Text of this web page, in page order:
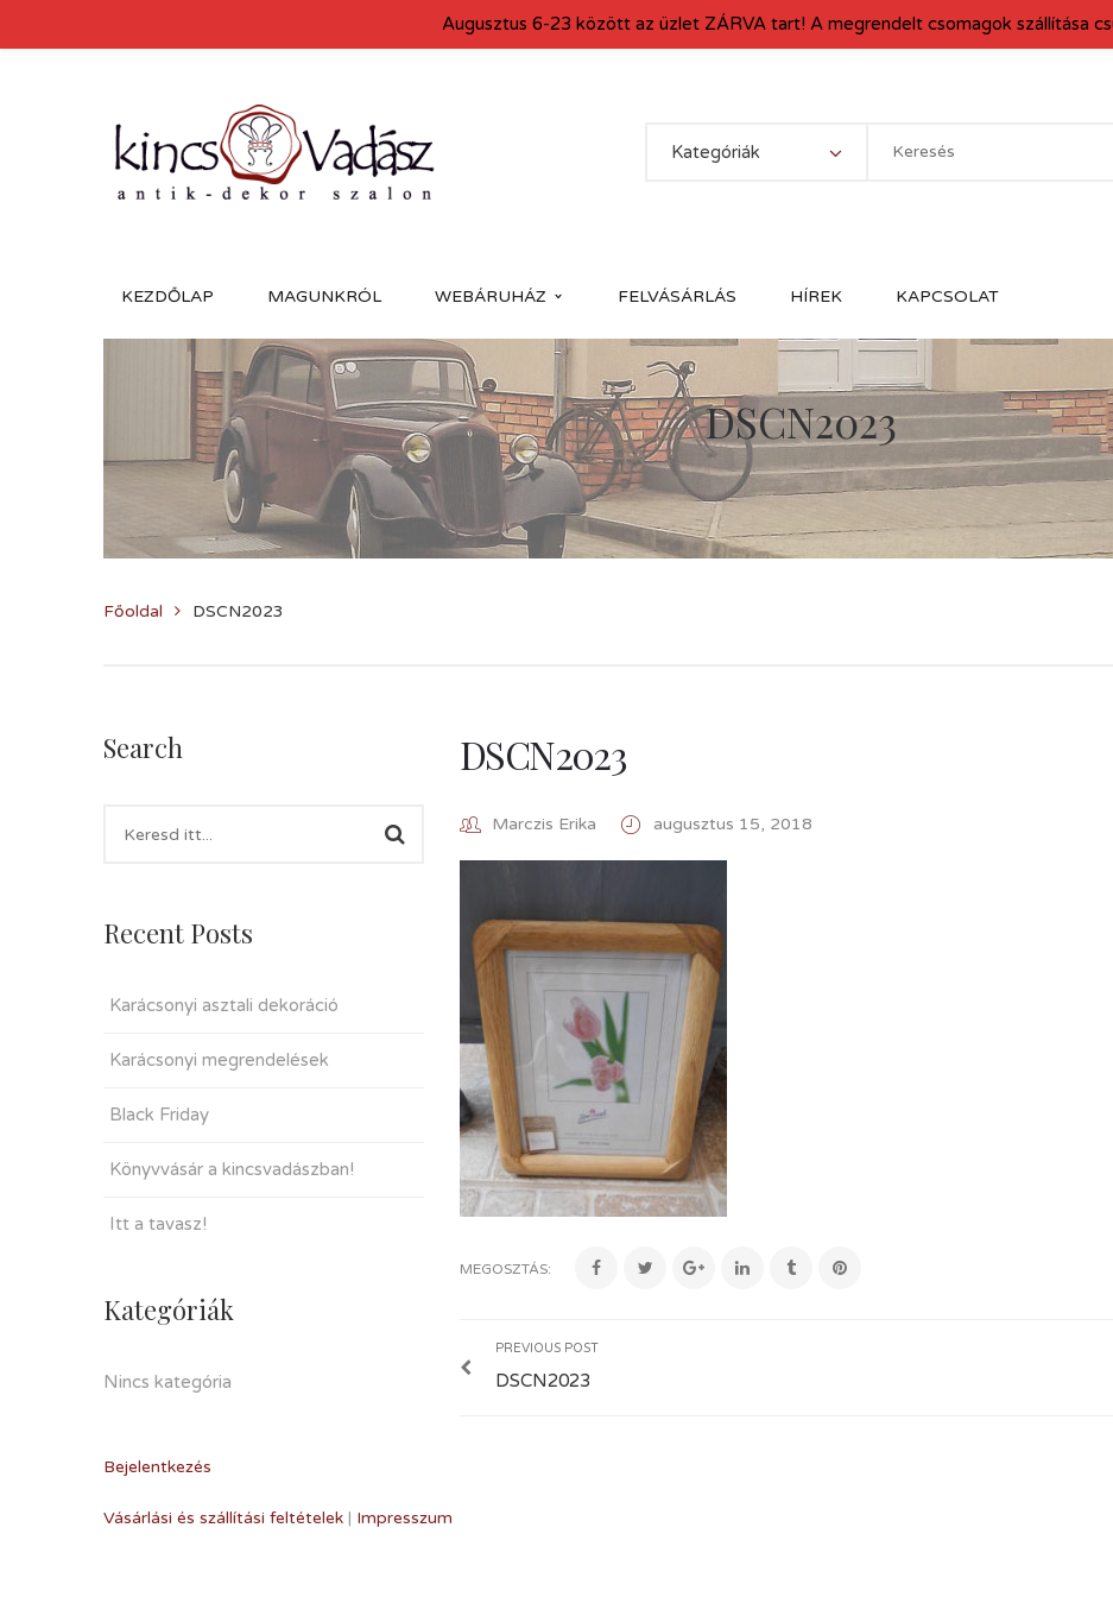
Kategóriák
KEZDŐLAP MAGUNKRÓL WEBÁRUHÁZ FELVÁSÁRLÁS HÍREK KAPCSOLAT
DSCN2023
Főoldal DSCN2023
Search
Recent Posts
Karácsonyi asztali dekoráció
Karácsonyi megrendelések
Black Friday
Könyvvásár a kincsvadászban!
Itt a tavasz!
Kategóriák
Nincs kategória
Bejelentkezés
DSCN2023
Marczis Erika augusztus 15, 2018
MEGOSZTÁS:
PREVIOUS POST
DSCN2023
Vásárlási és szállítási feltételek | Impresszum
Augusztus 6-23 között az üzlet ZÁRVA tart! A megrendelt csomagok szállítása